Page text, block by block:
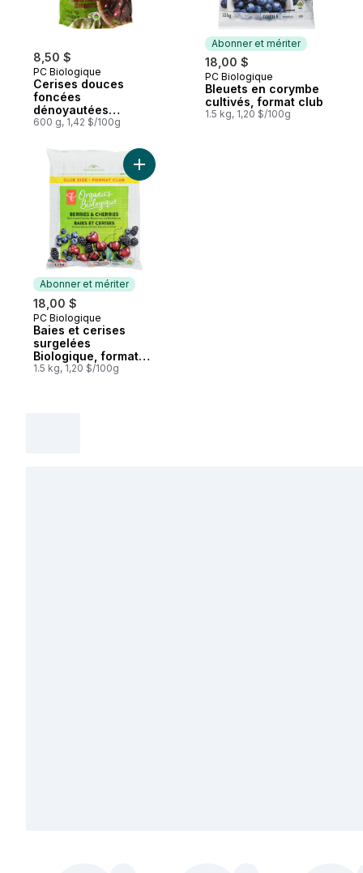
8,50 $
PC Biologique
Cerises douces
foncées
dénoyautées
surgelées Biologique
600 g, 1,42 $/100g
Abonner et mériter
18,00 $
Abonner et mériter
PC Biologique
Bleuets en corymbe
cultivés, format club
1.5 kg, 1,20 $/100g
Abonner et mériter
18,00 $
Abonner et mériter
PC Biologique
Baies et cerises
surgelées
Biologique, format
club
1.5 kg, 1,20 $/100g
Ajouter Baies et cerises surgelées